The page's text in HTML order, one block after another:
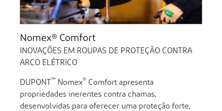
Nomex® Comfort
INOVAÇÕES EM ROUPAS DE PROTEÇÃO CONTRA
ARCO ELÉTRICO
DUPONT ™ Nomex® Comfort apresenta
propriedades inerentes contra chamas,
desenvolvidas para oferecer uma proteção forte,